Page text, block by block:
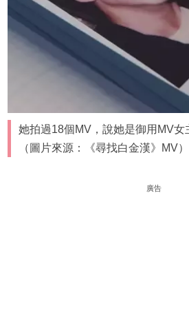
她拍過18個MV，說她是御用MV女
（圖片來源：《尋找白金漢》MV）
廣告